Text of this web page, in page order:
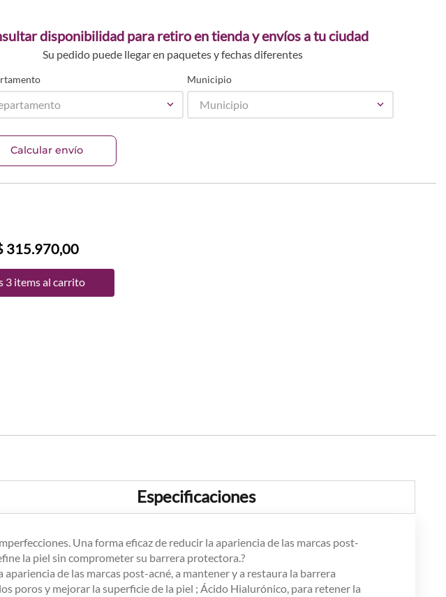
disponibilidad para retiro en tienda y envíos a tu ciudad
Su pedido puede llegar en paquetes y fechas diferentes
Municipio
Municipio
Calcular envío
315.970,00
3 items al carrito
Especificaciones
Una forma eficaz de reducir la apariencia de las marcas post-
la piel sin comprometer su barrera protectora.?
de las marcas post-acné, a mantener y a restaura la barrera
poros y mejorar la superficie de la piel ; Ácido Hialurónico, para retener la